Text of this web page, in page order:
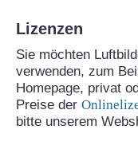
Lizenzen
Sie möchten
verwenden, zum
Homepage, privat
Preise der
bitte unserem